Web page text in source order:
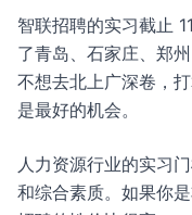
智联招聘的实习截止
了青岛、石家庄、郑
不想去北上广深卷，
是最好的机会。
人力资源行业的实习
和综合素质。如果你